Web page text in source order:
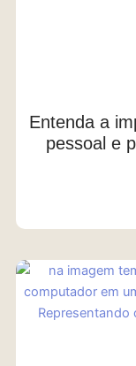
Entenda a
pessoal e